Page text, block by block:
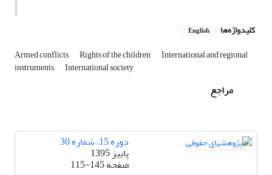
کلیدواژه‌ها English
Armed conflicts Rights of the children International and regional
instruments International society
مراجع
دوره 15، شماره 30
پاییز 1395
صفحه115-145